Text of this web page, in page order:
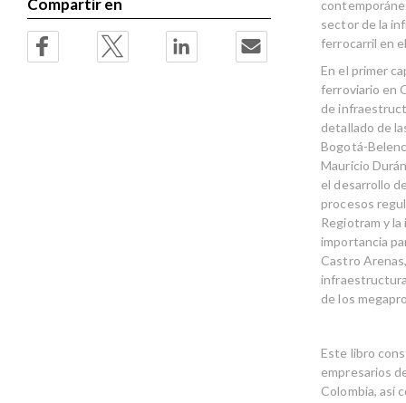
sector de la
ferrocarril en
En el primer
ferroviario en
de
detallado de
Bogotá-
Mauricio
el desarrollo
procesos
Regiotram y
importancia
Castro
de los
Este libro
empresarios
Colombia, así
Compartir en